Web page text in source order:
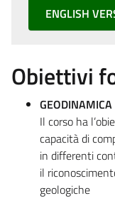
ENGLISH
Obiettivi
GEODINAMICA
Il corso ha
capacità di
in differenti
il
geologiche